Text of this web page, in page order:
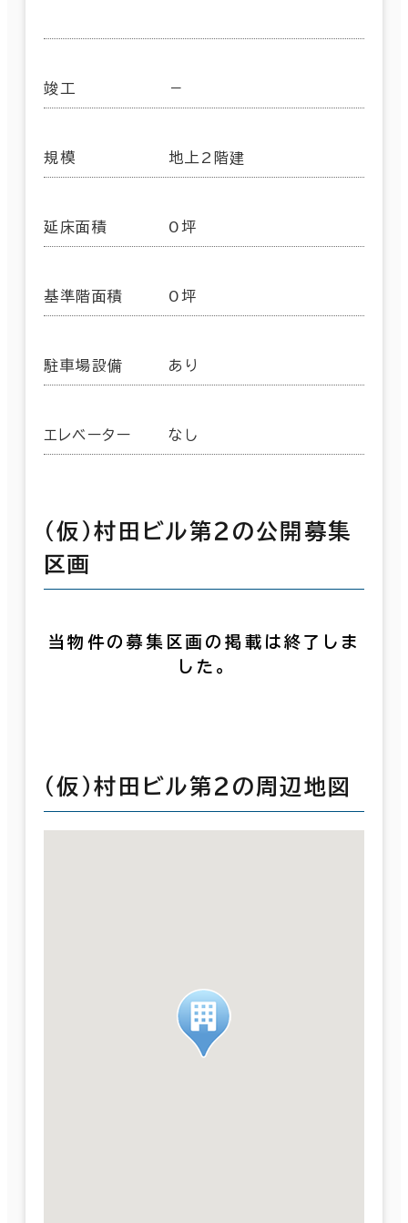
竣工 －
規模 地上2階建
延床面積 0坪
基準階面積 0坪
駐車場設備 あり
エレベーター なし
（仮）村田ビル第２の公開募集
区画
当物件の募集区画の掲載は終了しま
した。
（仮）村田ビル第２の周辺地図